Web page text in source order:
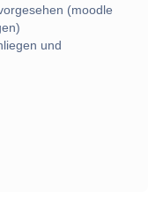
(moodle
und